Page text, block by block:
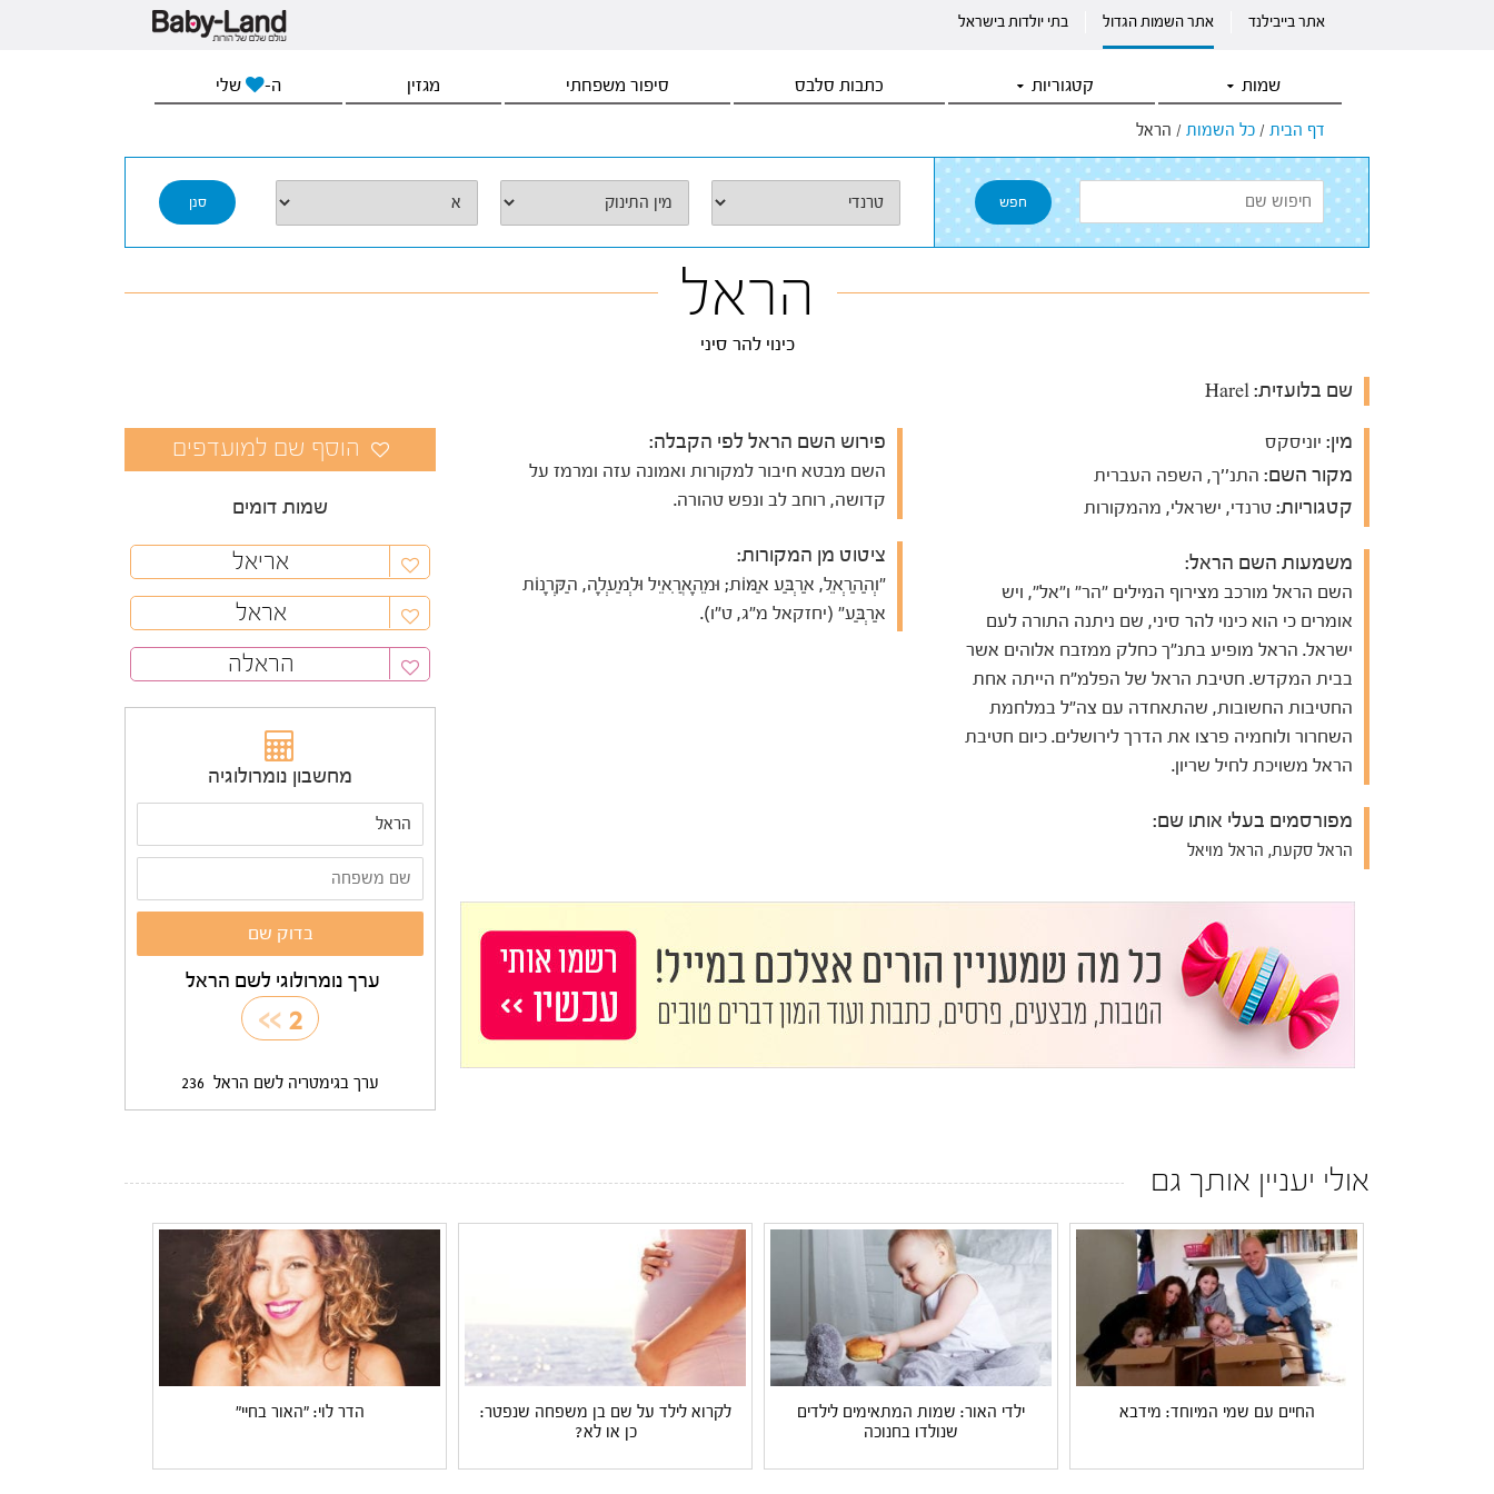
אתר בייבילנד אתר השמות הגדול בתי יולדות בישראל
שמות קטגוריות כתבות סלבס סיפור משפחתי מגזין ה- שלי
דף הבית / כל השמות / הראל
הראל
כינוי להר סיני
שם בלועזית:
מין: יוניסקס
מקור השם: התנ''ך, השפה העברית
קטגוריות: טרנדי, ישראלי, מהמקורות
משמעות השם הראל:
השם הראל מורכב מצירוף המילים "הר" ו"אל", ויש
אומרים כי הוא כינוי להר סיני, שם ניתנה התורה לעם
ישראל. הראל מופיע בתנ"ך כחלק ממזבח אלוהים אשר
בבית המקדש. חטיבת הראל של הפלמ"ח הייתה אחת
החטיבות החשובות, שהתאחדה עם צה"ל במלחמת
השחרור ולוחמיה פרצו את הדרך לירושלים. כיום חטיבת
הראל משויכת לחיל שריון.
מפורסמים בעלי אותו שם:
הראל סקעת, הראל מויאל
פירוש השם הראל לפי הקבלה:
השם מבטא חיבור למקורות ואמונה עזה ומרמז על
קדושה, רוחב לב ונפש טהורה.
ציטוט מן המקורות:
"וְהַהַרְאֵל, אַרְבַּע אַמּוֹת; וּמֵהָאֲרִאֵיל וּלְמַעְלָה, הַקְּרָנוֹת
אַרְבַּע" (יחזקאל מ"ג, ט"ו).
שמות דומים
אריאל
אראל
הראלה
מחשבון נומרולוגיה
ערך נומרולוגי לשם הראל
2
>>
ערך בגימטריה לשם הראל 236
אולי יעניין אותך גם
החיים עם שמי המיוחד: מידבא
ילדי האור: שמות המתאימים לילדים
שנולדו בחנוכה
לקרוא לילד על שם בן משפחה שנפטר:
כן או לא?
הדר לוי: "האור בחיי"